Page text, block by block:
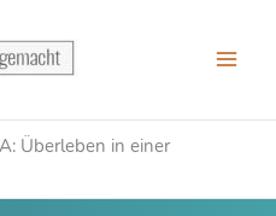
Überleben in einer